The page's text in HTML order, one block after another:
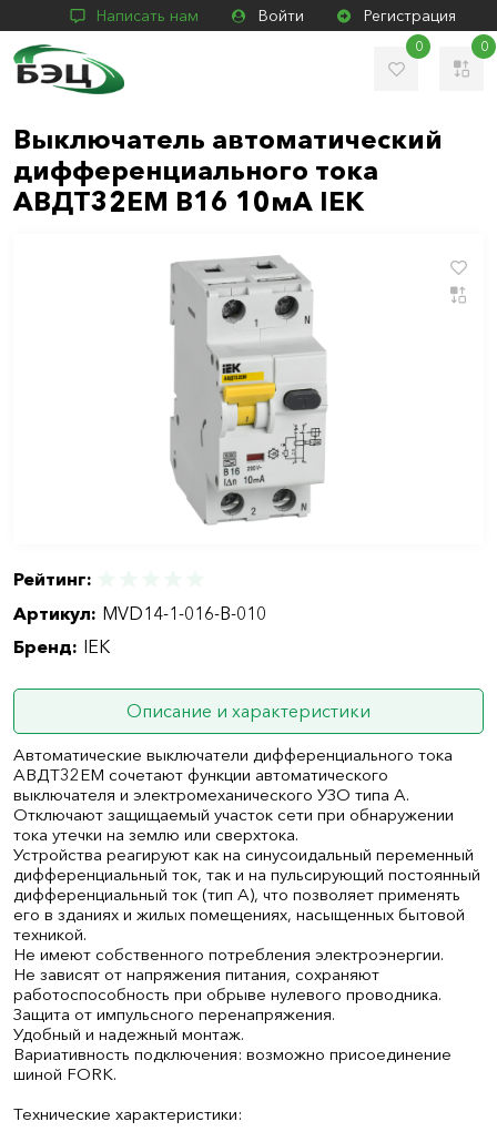
Написать нам Войти Регистрация
0 0
Выключатель автоматический
дифференциального тока
АВДТ32EM В16 10мА IEK
Рейтинг:
Артикул: MVD14-1-016-B-010
Бренд: IEK
Описание и характеристики
Автоматические выключатели дифференциального тока
АВДТ32ЕМ сочетают функции автоматического
выключателя и электромеханического УЗО типа А.
Отключают защищаемый участок сети при обнаружении
тока утечки на землю или сверхтока.
Устройства реагируют как на синусоидальный переменный
дифференциальный ток, так и на пульсирующий постоянный
дифференциальный ток (тип А), что позволяет применять
его в зданиях и жилых помещениях, насыщенных бытовой
техникой.
Не имеют собственного потребления электроэнергии.
Не зависят от напряжения питания, сохраняют
работоспособность при обрыве нулевого проводника.
Защита от импульсного перенапряжения.
Удобный и надежный монтаж.
Вариативность подключения: возможно присоединение
шиной FORK.
Технические характеристики: